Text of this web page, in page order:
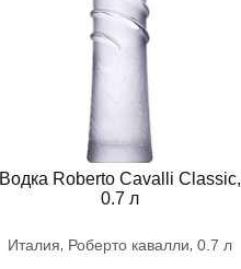
Водка Roberto Cavalli Classic,
0.7 л
италия роберто кавалли 0.7 л